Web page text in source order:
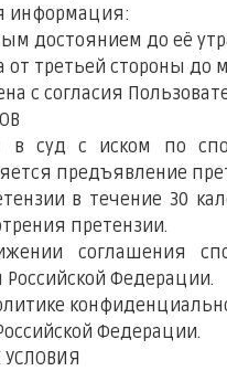
информация:
достоянием до её
от третьей стороны
с согласия
в суд с иском по
предъявление
в течение 30
претензии.
соглашения
Российской Федерации.
Федерации.